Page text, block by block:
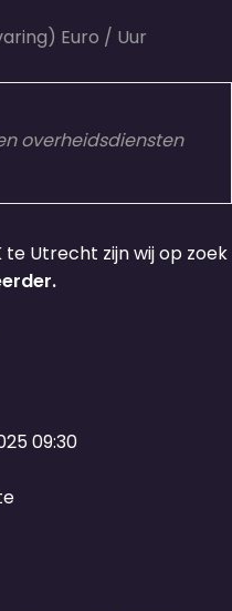
Euro / Uur
overheidsdiensten
Utrecht zijn wij op zoek
09:30